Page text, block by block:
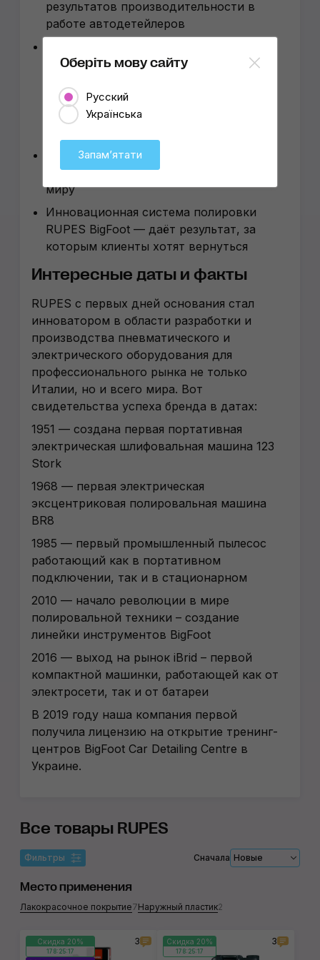
результатов производительности в
работе автодетейлеров
оборудования с электро- и
применения — кузовной ремонт
различного типа транспорта и
Регулярное проведение конференций и
обучающих мастер-классов по всему
миру
Инновационная система полировки
RUPES BigFoot — даёт результат, за
которым клиенты хотят вернуться
Интересные даты и факты
RUPES с первых дней основания стал
инноватором в области разработки и
производства пневматического и
электрического оборудования для
профессионального рынка не только
Италии, но и всего мира. Вот
свидетельства успеха бренда в датах:
1951 — создана первая портативная
электрическая шлифовальная машина 123
Stork
1968 — первая электрическая
эксцентриковая полировальная машина
ВR8
1985 — первый промышленный пылесос
работающий как в портативном
подключении, так и в стационарном
2010 — начало революции в мире
полировальной техники – создание
линейки инструментов BigFoot
2016 — выход на рынок iBrid – первой
компактной машинки, работающей как от
электросети, так и от батареи
В 2019 году наша компания первой
получила лицензию на открытие тренинг-
центров BigFoot Car Detailing Centre в
Украине.
Все товары RUPES
Фильтры Сначала Новые
Место применения
Лакокрасочное покрытие7Наружный пластик2
Скидка 20%
178:25:17
3 Скидка 20%
178:25:17
3
Оберіть мову сайту
Русский
Українська
Запамʼятати